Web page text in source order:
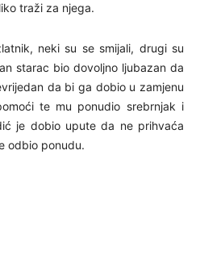
traži za njega.
neki su se smijali, drugi su
starac bio dovoljno ljubazan da
da bi ga dobio u zamjenu
te mu ponudio srebrnjak i
je dobio upute da ne prihvaća
odbio ponudu.